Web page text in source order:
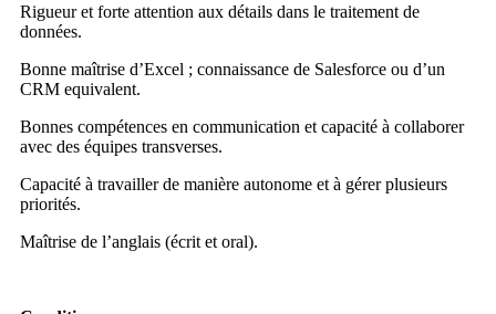
Rigueur et forte attention aux détails dans le traitement de
données.
Bonne maîtrise d’Excel ; connaissance de Salesforce ou d’un
CRM equivalent.
Bonnes compétences en communication et capacité à collaborer
avec des équipes transverses.
Capacité à travailler de manière autonome et à gérer plusieurs
priorités.
Maîtrise de l’anglais (écrit et oral).